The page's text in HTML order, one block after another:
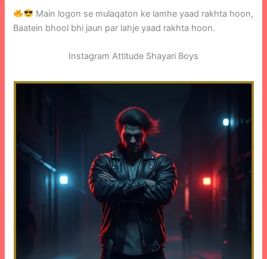
Main logon se mulaqaton ke lamhe yaad rakhta hoon,
Baatein bhool bhi jaun par lahje yaad rakhta hoon.
Instagram Attitude Shayari Boys